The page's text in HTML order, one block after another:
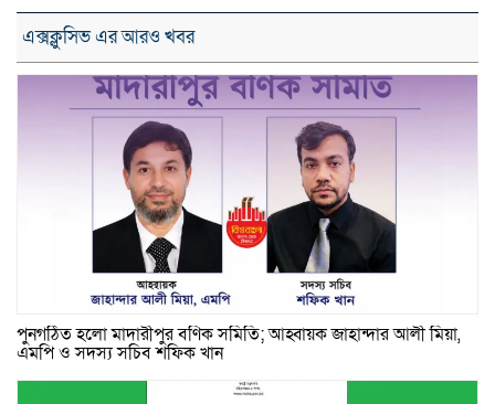
এক্সক্লুসিভ এর আরও খবর
পুনর্গঠিত হলো মাদারীপুর বণিক সমিতি; আহ্বায়ক জাহান্দার আলী মিয়া,
এমপি ও সদস্য সচিব শফিক খান